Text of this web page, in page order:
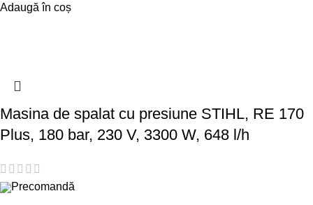
Adaugă în coș
Masina de spalat cu presiune STIHL, RE 170
Plus, 180 bar, 230 V, 3300 W, 648 l/h
Precomandă